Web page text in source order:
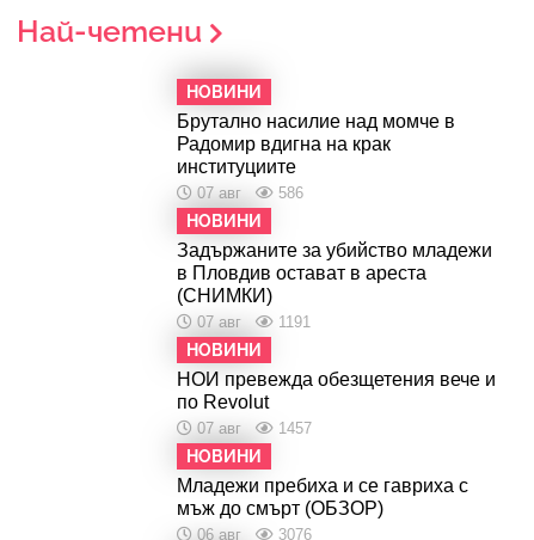
Най-четени
НОВИНИ
Брутално насилие над момче в
Радомир вдигна на крак
институциите
07 авг 586
НОВИНИ
Задържаните за убийство младежи
в Пловдив остават в ареста
(СНИМКИ)
07 авг 1191
НОВИНИ
НОИ превежда обезщетения вече и
по Revolut
07 авг 1457
НОВИНИ
Младежи пребиха и се гавриха с
мъж до смърт (ОБЗОР)
06 авг 3076